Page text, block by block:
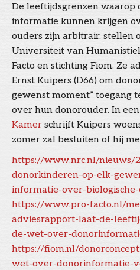
De leeftijdsgrenzen waarop
informatie kunnen krijgen
ouders zijn arbitrair, stellen
Universiteit van
Facto en stichting Fiom. Ze
Ernst Kuipers (D66) om
gewenst moment” toegang
over hun donorouder. In een
Kamer schrijft Kuipers
zomer zal besluiten of hij
https://www.nrc.nl/nieuws/
donorkinderen-op-elk-
informatie-over-
https://www.pro-facto.nl/
adviesrapport-laat-de-
de-wet-over-
https://fiom.nl/
wet-over-donorinformatie-